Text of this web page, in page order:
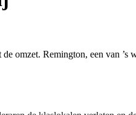
omzet. Remington, een van ’s